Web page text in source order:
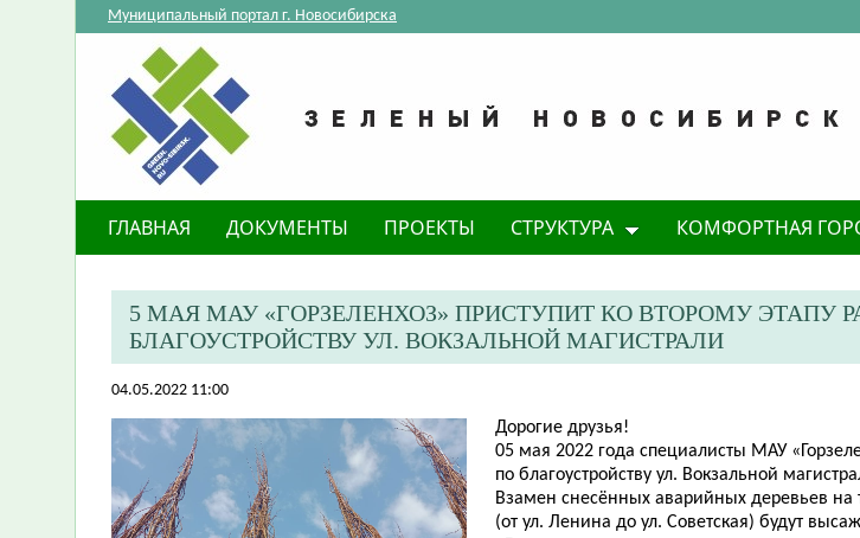
Муниципальный портал г. Новосибирска
ГЛАВНАЯ ДОКУМЕНТЫ ПРОЕКТЫ СТРУКТУРА КОМФОРТНАЯ
5 МАЯ МАУ «ГОРЗЕЛЕНХОЗ» ПРИСТУПИТ КО ВТОРОМУ ЭТАПУ
БЛАГОУСТРОЙСТВУ УЛ. ВОКЗАЛЬНОЙ МАГИСТРАЛИ
04.05.2022 11:00
Дорогие друзья!
05 мая 2022 года специалисты МАУ
по благоустройству ул. Вокзальной
Взамен снесённых аварийных деревьев на
(от ул. Ленина до ул. Советская) будут